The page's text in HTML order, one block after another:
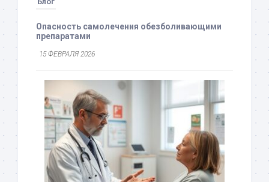
Опасность самолечения обезболивающими
препаратами
15 ФЕВРАЛЯ 2026